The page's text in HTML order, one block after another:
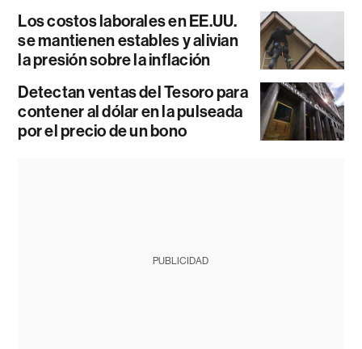
Los costos laborales en EE.UU.
se mantienen estables y alivian
la presión sobre la inflación
Detectan ventas del Tesoro para
contener al dólar en la pulseada
por el precio de un bono
PUBLICIDAD